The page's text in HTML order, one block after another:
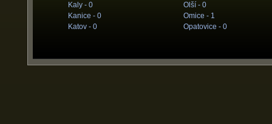
Kaly - 0
Kanice - 0
Katov - 0
Olší - 0
Omice - 1
Opatovice - 0